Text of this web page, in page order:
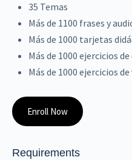
35 Temas
Más de 1100 frases y
Más de 1000 tarjetas
Más de 1000 ejercicios
Más de 1000 ejercicios
Enroll Now
Requirements